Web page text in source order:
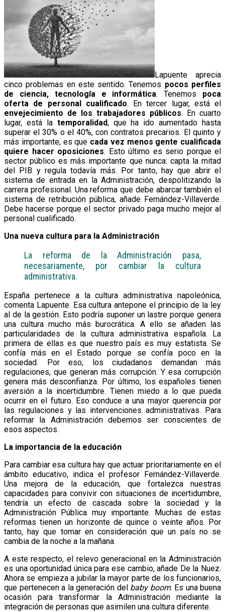
Lapuente aprecia
cinco problemas en este sentido. Tenemos pocos perfiles
de ciencia, tecnología e informática. Tenemos poca
oferta de personal cualificado. En tercer lugar, está el
envejecimiento de los trabajadores públicos. En cuarto
lugar, está la temporalidad, que ha ido aumentado hasta
superar el 30% o el 40%, con contratos precarios. El quinto y
más importante, es que cada vez menos gente cualificada
quiere hacer oposiciones. Esto último es serio porque el
sector público es más importante que nunca: capta la mitad
del PIB y regula todavía más. Por tanto, hay que abrir el
sistema de entrada en la Administración, despolitizando la
carrera profesional. Una reforma que debe abarcar también el
sistema de retribución pública, añade Fernández-Villaverde.
Debe hacerse porque el sector privado paga mucho mejor al
personal cualificado.
Una nueva cultura para la Administración
La reforma de la Administración pasa,
necesariamente, por cambiar la cultura
administrativa.
España pertenece a la cultura administrativa napoleónica,
comenta Lapuente. Esa cultura antepone el principio de la ley
al de la gestión. Esto podría suponer un lastre porque genera
una cultura mucho más burocrática. A ello se añaden las
particularidades de la cultura administrativa española. La
primera de ellas es que nuestro país es muy estatista. Se
confía más en el Estado porque se confía poco en la
sociedad. Por eso, los ciudadanos demandan más
regulaciones, que generan más corrupción. Y esa corrupción
genera más desconfianza. Por último, los españoles tienen
aversión a la incertidumbre. Tienen miedo a lo que pueda
ocurrir en el futuro. Eso conduce a una mayor querencia por
las regulaciones y las intervenciones administrativas. Para
reformar la Administración debemos ser conscientes de
esos aspectos.
La importancia de la educación
Para cambiar esa cultura hay que actuar prioritariamente en el
ámbito educativo, indica el profesor Fernández-Villaverde.
Una mejora de la educación, que fortalezca nuestras
capacidades para convivir con situaciones de incertidumbre,
tendría un efecto de cascada sobre la sociedad y la
Administración Pública muy importante. Muchas de estas
reformas tienen un horizonte de quince o veinte años. Por
tanto, hay que tomar en consideración que un país no se
cambia de la noche a la mañana.
A este respecto, el relevo generacional en la Administración
es una oportunidad única para ese cambio, añade De la Nuez.
Ahora se empieza a jubilar la mayor parte de los funcionarios,
que pertenecen a la generación del baby boom. Es una buena
ocasión para transformar la Administración mediante la
integración de personas que asimilen una cultura diferente.